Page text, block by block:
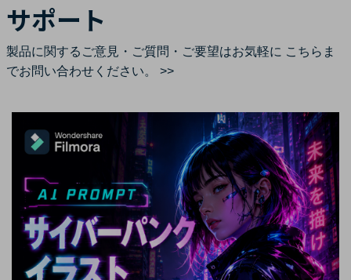
サポート
製品に関するご意見・ご質問・ご要望はお気軽に こちらま
でお問い合わせください。 >>